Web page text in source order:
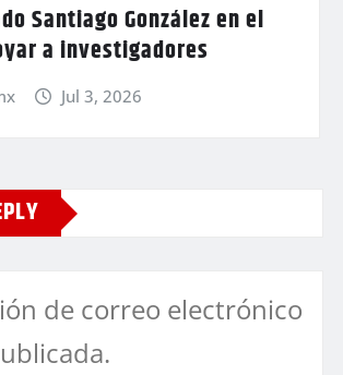
Santiago González en el
a investigadores
Jul 3, 2026
de correo electrónico